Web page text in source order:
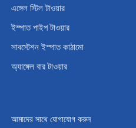
এঙ্গেল স্টিল টাওয়ার
ইস্পাত পাইপ টাওয়ার
সাবস্টেশন ইস্পাত কাঠামো
অ্যাঙ্গেল বার টাওয়ার
আমাদের সাথে যোগাযোগ করুন